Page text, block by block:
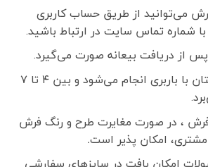
می‌توانید از طریق حساب کاربری
با شماره تماس سایت در ارتباط باشید.
از دریافت بیعانه صورت می‌گیرد.
ارسال‌های شهرستان با باربری انجام می‌شود و بین ۴ تا ۷
، در صورت مغایرت طرح و رنگ فرش
امکان پذیر است.